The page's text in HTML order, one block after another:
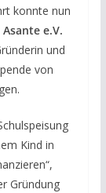
konnte nun
Asante e.V.
und
von
Kind in
Gründung